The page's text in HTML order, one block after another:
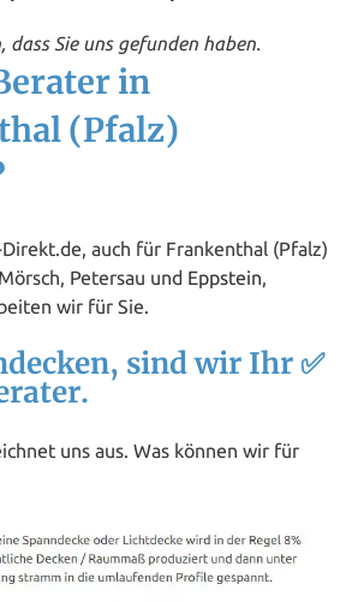
dass Sie uns gefunden haben.
in
(Pfalz)
auch für Frankenthal (Pfalz)
Petersau und Eppstein
wir für Sie.
sind wir Ihr ✅
uns aus. Was können wir für